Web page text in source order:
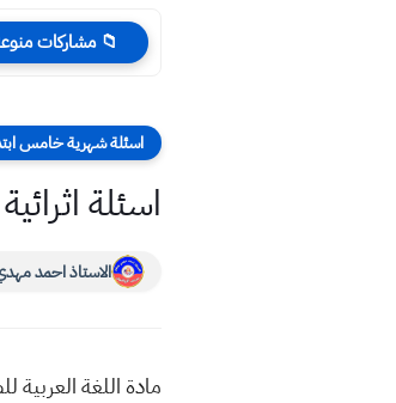
📁 مشاركات
اسئلة شهرية خامس
اسئلة
الاستاذ احمد
مادة اللغة العربية